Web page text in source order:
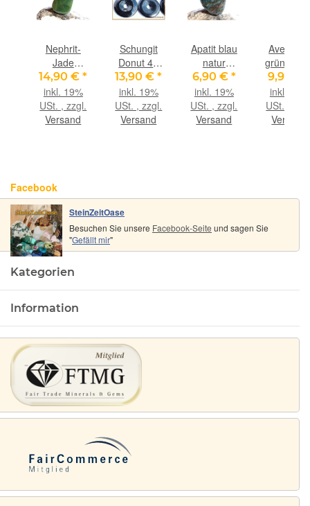
Nephrit-
Jade
Schmuckstein
/
Scheibenstein
gebohrt -
x 2,3 cm x
0,7 cm
14,90 €*
inkl. 19%
USt. , zzgl.
Versand
Schungit
Donut 40
mm (6 - 7
mm stark)
13,90 €*
inkl. 19%
USt. , zzgl.
Versand
Apatit blau
natur
Trommelstein
/
Scheibenstein
gebohrt -
6,90 € *
inkl. 19%
USt. , zzgl.
Versand
Aventurin
grün
Edelstein
40 - 43
(5-6 mm
stark) -
9,90 €
inkl. 19%
USt. ,
Versand
Facebook
SteinZeitOase
Besuchen Sie unsere Facebook-Seite und sagen Sie
"Gefällt mir"
Kategorien
Information